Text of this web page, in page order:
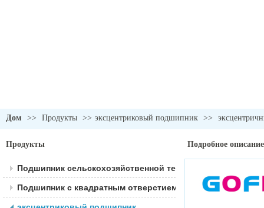
Дом >> Продукты >> эксцентриковый подшипник >>
Продукты
Подшипник сельскохозяйственной техники
Подшипник с квадратным отверстием
Подробное описание